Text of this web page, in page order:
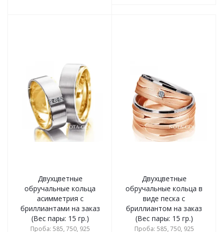
Двухцветные
обручальные кольца
асимметрия с
бриллиантами на заказ
(Вес пары: 15 гр.)
Проба: 585, 750, 925
Двухцветные
обручальные кольца в
виде песка с
бриллиантом на заказ
(Вес пары: 15 гр.)
Проба: 585, 750, 925